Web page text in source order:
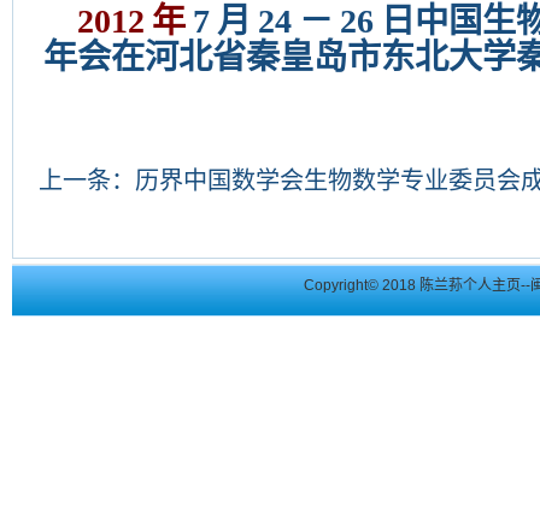
2012 年 7 月 24 － 26 日中国生
年会在河北省秦皇岛市东北大学
上一条： 历界中国数学会生物数学专业委员会
Copyright© 2018 陈兰荪个人主页--